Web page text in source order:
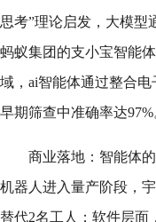
思考”理论启发，大模型
蚂蚁集团的支小宝智能
域，ai智能体通过整合
早期筛查中准确率达97%
商业落地：智能体
机器人进入量产阶段，
替代2名工人；软件层面